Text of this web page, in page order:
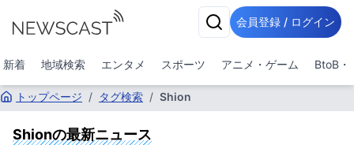
会員登録 / ログイン
新着 地域検索 エンタメ スポーツ アニメ・ゲーム BtoB・
トップページ / タグ検索 / Shion
Shionの最新ニュース